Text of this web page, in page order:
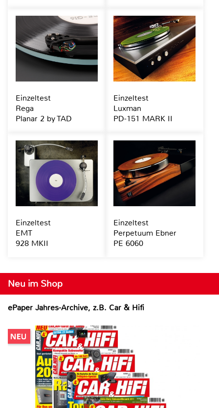
Neu im Shop
ePaper Jahres-Archive, z.B. Car & Hifi
Einzeltest
Rega
Planar 2 by TAD
Einzeltest
Luxman
PD-151 MARK II
Einzeltest
EMT
928 MKII
Einzeltest
Perpetuum Ebner
PE 6060